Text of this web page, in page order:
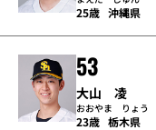
25歳 沖縄県
53
大山 凌
おおやま りょう
23歳 栃木県